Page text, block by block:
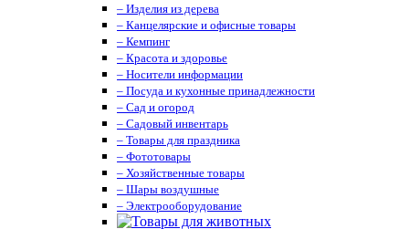
– Изделия из дерева
– Канцелярские и офисные товары
– Кемпинг
– Красота и здоровье
– Носители информации
– Посуда и кухонные принадлежности
– Сад и огород
– Садовый инвентарь
– Товары для праздника
– Фототовары
– Хозяйственные товары
– Шары воздушные
– Электрооборудование